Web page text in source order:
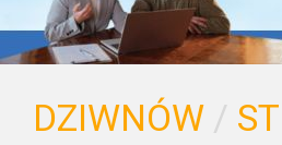
DZIWNÓW /